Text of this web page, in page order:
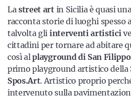
Resta sempre aggiornato con le
nostra newsletter
Iscriviti
Lastreet artin Sicilia è quasi
racconta storie di luoghi spesso
talvolta gli interventi artistici
cittadini per tornare ad abitare
così alplayground di San
primo playground artistico della
Spos.Art. Artistico proprio
intervenuto sulla